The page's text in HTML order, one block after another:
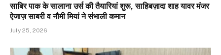
साबिर पाक के सालाना उर्स की तैयारियां शुरू, साहिबज़ादा शाह यावर मंजर
ऐजाज़ साबरी व नौमी मियां ने संभाली कमान
July 25, 2026